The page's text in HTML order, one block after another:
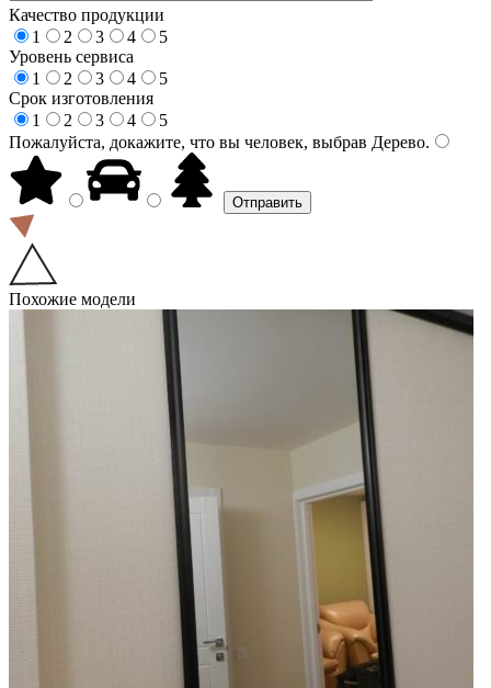
Качество продукции
1
2 3 4
5
Уровень сервиса
1
2 3 4
5
Срок изготовления
1
2 3 4
5
Пожалуйста, докажите, что вы человек, выбрав Дерево.
Похожие модели